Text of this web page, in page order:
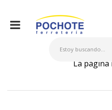
La página